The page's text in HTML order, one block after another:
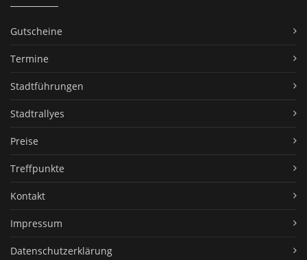
Gutscheine
Termine
Stadtführungen
Stadtrallyes
Preise
Treffpunkte
Kontakt
Impressum
Datenschutzerklärung